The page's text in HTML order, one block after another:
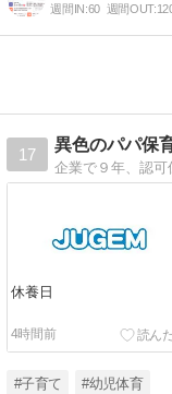
週間IN:60 週間OUT:
17
休養日
4時間前
#子育て #幼児体育